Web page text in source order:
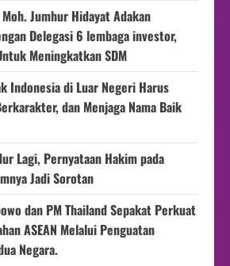
Jumhur Hidayat Adakan
Delegasi 6 lembaga investor,
Meningkatkan SDM
Indonesia di Luar Negeri Harus
dan Menjaga Nama Baik
Lagi, Pernyataan Hakim pada
Jadi Sorotan
dan PM Thailand Sepakat Perkuat
ASEAN Melalui Penguatan
Negara.